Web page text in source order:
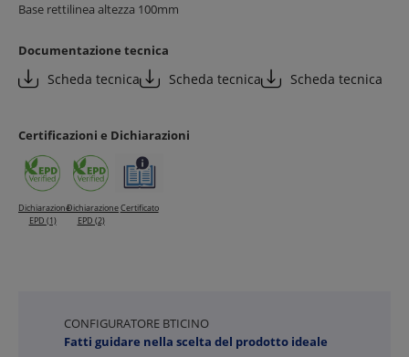
Base rettilinea altezza 100mm
Documentazione tecnica
Scheda tecnica Scheda tecnica Scheda tecnica
Certificazioni e Dichiarazioni
Dichiarazione
EPD (1)
Dichiarazione
EPD (2)
Certificato
CONFIGURATORE BTICINO
Fatti guidare nella scelta del prodotto ideale